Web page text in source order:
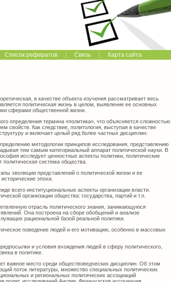
Список рефератов Связь Карта сайта
в качестве объекта изучения рассматривает весь
политическая жизнь в целом, выявление ее основных
сферами общественной жизни.
определения термина «политика», что объясняется сложностью
свойств. Как следствие, политология, выступая в качестве
и включает целый ряд более частных дисциплин:
методологии принципов исследования, представлению
тем самым категориальный аппарат политической науки. В
исследует ценностные аспекты политики, политические
система общества.
эволюции представлений о политической жизни и ее
эпохи.
всего институциональные аспекты организации власти.
организации общества: государства, партий и т.п.
отрасль политического знания, занимающуюся
Она построена на сборе обобщений и анализе
рациональной базой реальной политики.
поведение людей и его мотивацию, особенно в массовых
и условия вхождения людей в сферу политического,
в политике.
важное место среди обществоведческих дисциплин. Об этом
поток литературы, множество специальных политических
и региональных политических ассоциаций